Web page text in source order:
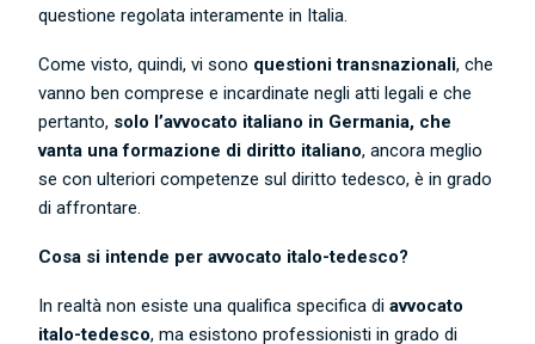
questione regolata interamente in Italia.
Come visto, quindi, vi sono questioni transnazionali, che
vanno ben comprese e incardinate negli atti legali e che
pertanto, solo l’avvocato italiano in Germania, che
vanta una formazione di diritto italiano, ancora meglio
se con ulteriori competenze sul diritto tedesco, è in grado
di affrontare.
Cosa si intende per avvocato italo-tedesco?
In realtà non esiste una qualifica specifica diavvocato
italo-tedesco, ma esistono professionisti in grado di